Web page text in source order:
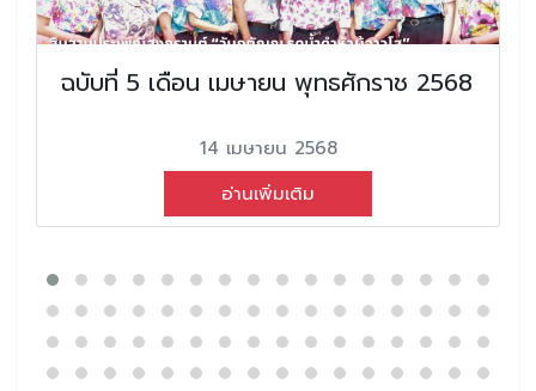
ฉบับที่ 5 เดือน เมษายน พุทธศักราช 2568
14 เมษายน 2568
อ่านเพิ่มเติม